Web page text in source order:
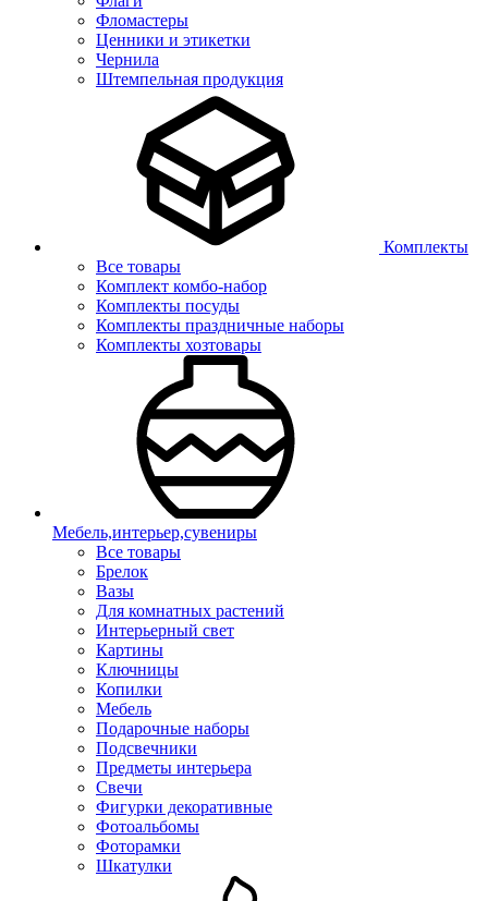
Фломастеры
Ценники и этикетки
Чернила
Штемпельная продукция
Комплекты
Все товары
Комплект комбо-набор
Комплекты посуды
Комплекты праздничные наборы
Комплекты хозтовары
Мебель,интерьер,сувениры
Все товары
Брелок
Вазы
Для комнатных растений
Интерьерный свет
Картины
Ключницы
Копилки
Мебель
Подарочные наборы
Подсвечники
Предметы интерьера
Свечи
Фигурки декоративные
Фотоальбомы
Фоторамки
Шкатулки